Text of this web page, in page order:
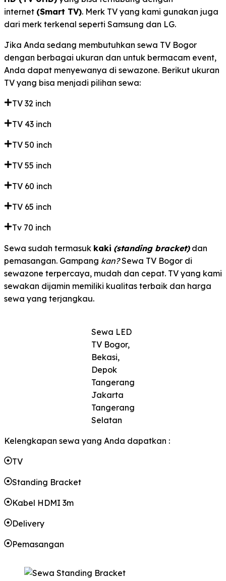
internet (Smart TV). Merk TV yang kami gunakan juga
dari merk terkenal seperti Samsung dan LG.
Jika Anda sedang membutuhkan sewa TV Bogor
dengan berbagai ukuran dan untuk bermacam event,
Anda dapat menyewanya di sewazone. Berikut ukuran
TV yang bisa menjadi pilihan sewa:
TV 32 inch
TV 43 inch
TV 50 inch
TV 55 inch
TV 60 inch
TV 65 inch
Tv 70 inch
Sewa sudah termasuk kaki (standing bracket) dan
pemasangan. Gampang kan?Sewa TV Bogor di
sewazone terpercaya, mudah dan cepat. TV yang kami
sewakan dijamin memiliki kualitas terbaik dan harga
sewa yang terjangkau.
Sewa LED
TV Bogor,
Bekasi,
Depok
Tangerang
Jakarta
Tangerang
Selatan
Kelengkapan sewa yang Anda dapatkan :
TV
Standing Bracket
Kabel HDMI 3m
Delivery
Pemasangan